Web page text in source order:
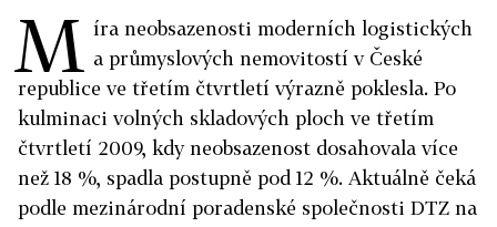
M íra neobsazenosti moderních logistických
a průmyslových nemovitostí v České
republice ve třetím čtvrtletí výrazně poklesla. Po
kulminaci volných skladových ploch ve třetím
čtvrtletí 2009, kdy neobsazenost dosahovala více
než 18 %, spadla postupně pod 12 %. Aktuálně čeká
podle mezinárodní poradenské společnosti DTZ na